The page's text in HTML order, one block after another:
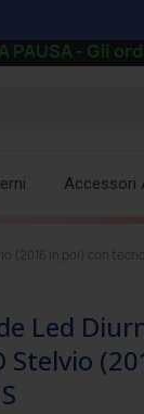
- Gli ordini
Accessori
(2016 in poi) con
Led
Stelvio